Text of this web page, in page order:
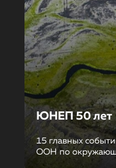
ЮНЕП 50 лет
15 главных
ООН по